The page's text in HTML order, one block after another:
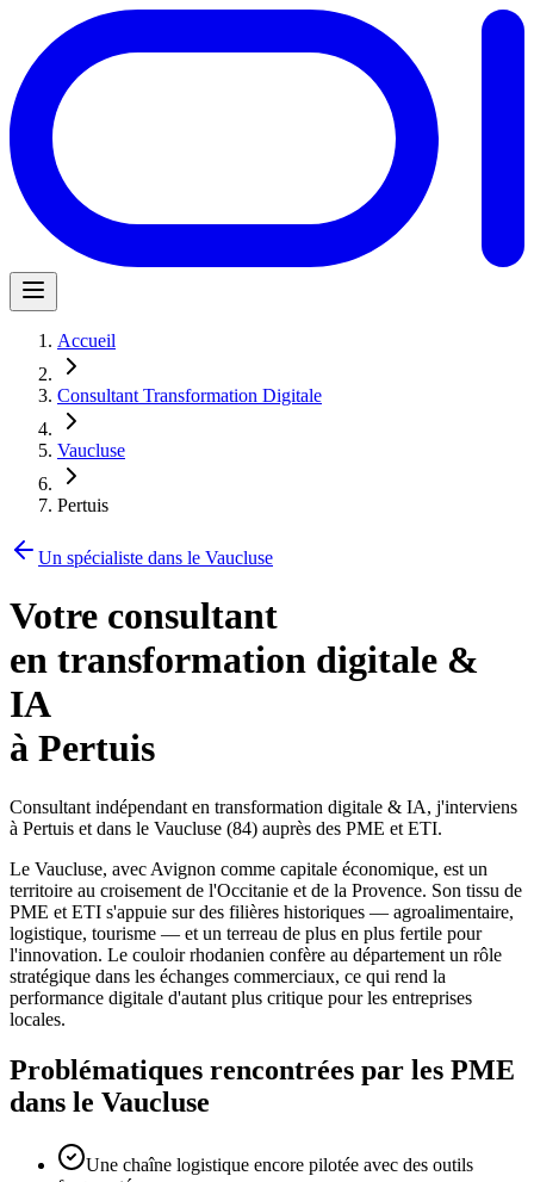
Accueil
Consultant Transformation Digitale
Vaucluse
Pertuis
Un spécialiste dans le Vaucluse
Votre consultant
en transformation digitale &
IA
à Pertuis
Consultant indépendant en transformation digitale & IA, j'interviens
à Pertuis et dans le Vaucluse (84) auprès des PME et ETI.
Le Vaucluse, avec Avignon comme capitale économique, est un
territoire au croisement de l'Occitanie et de la Provence. Son tissu de
PME et ETI s'appuie sur des filières historiques — agroalimentaire,
logistique, tourisme — et un terreau de plus en plus fertile pour
l'innovation. Le couloir rhodanien confère au département un rôle
stratégique dans les échanges commerciaux, ce qui rend la
performance digitale d'autant plus critique pour les entreprises
locales.
Problématiques rencontrées par les PME
dans le Vaucluse
Une chaîne logistique encore pilotée avec des outils